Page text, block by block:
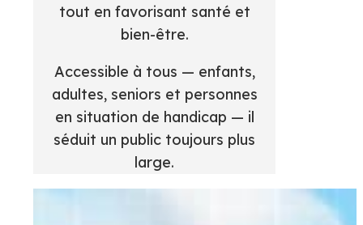
tout en favorisant santé et
bien-être.
Accessible à tous — enfants,
adultes, seniors et personnes
en situation de handicap — il
séduit un public toujours plus
large.